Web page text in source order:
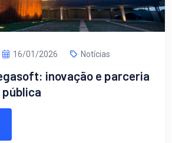
16/01/2026 Notícias
inovação e parceria